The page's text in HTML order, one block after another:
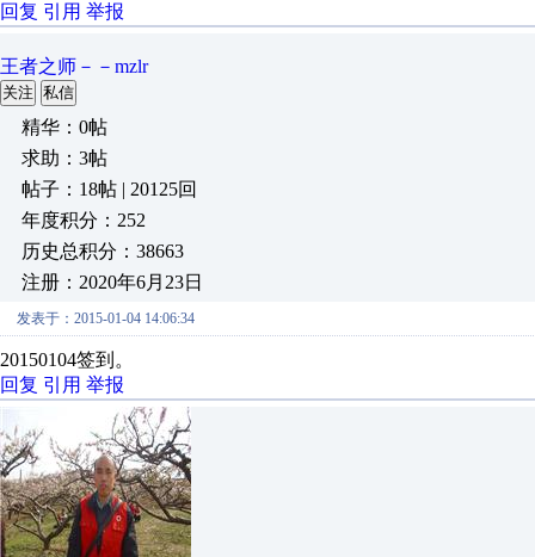
回复 引用 举报
王者之师－－mzlr
关注 私信
精华：0帖
求助：3帖
帖子：18帖 | 20125回
年度积分：252
历史总积分：38663
注册：2020年6月23日
发表于：2015-01-04 14:06:34
20150104签到
回复 引用 举报